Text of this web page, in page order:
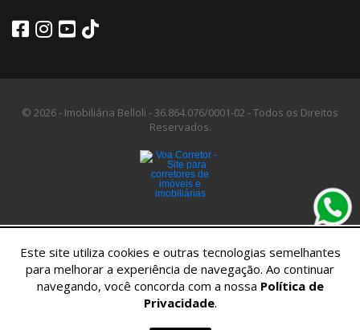
© 2026 - Imobiliária Belloli -36.864.076/0001-02 -Todos os Direitos
Reservados.
Este site utiliza cookies e outras tecnologias semelhantes
para melhorar a experiência de navegação. Ao continuar
navegando, você concorda com a nossa Política de
Privacidade.